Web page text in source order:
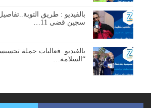
بالفيديو : طريق
سجين قضى 11…
بالفيديو..فعاليات حملة
“السلامة…